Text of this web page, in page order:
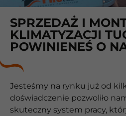
SPRZEDAŻ I
KLIMATYZACJI
POWINIENEŚ O
Jesteśmy na rynku już od
doświadczenie pozwoliło
skuteczny system pracy,